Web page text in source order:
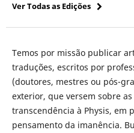
Ver Todas as Edições
Temos por missão publicar
traduções, escritos por
(doutores, mestres ou pós-
exterior, que versem sobre
transcendência à Physis, em
pensamento da imanência.